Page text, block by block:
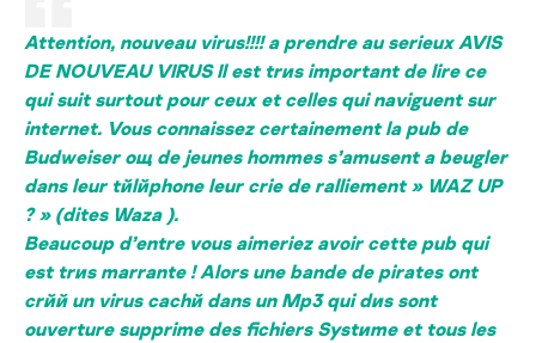
Attention, nouveau virus!!!! a prendre au serieux AVIS
DE NOUVEAU VIRUS Il est trиs important de lire ce
qui suit surtout pour ceux et celles qui naviguent sur
internet. Vous connaissez certainement la pub de
Budweiser oщ de jeunes hommes s’amusent a beugler
dans leur tйlйphone leur crie de ralliement » WAZ UP
? » (dites Waza ).
Beaucoup d’entre vous aimeriez avoir cette pub qui
est trиs marrante ! Alors une bande de pirates ont
crйй un virus cachй dans un Mp3 qui dиs sont
ouverture supprime des fichiers Systиme et tous les